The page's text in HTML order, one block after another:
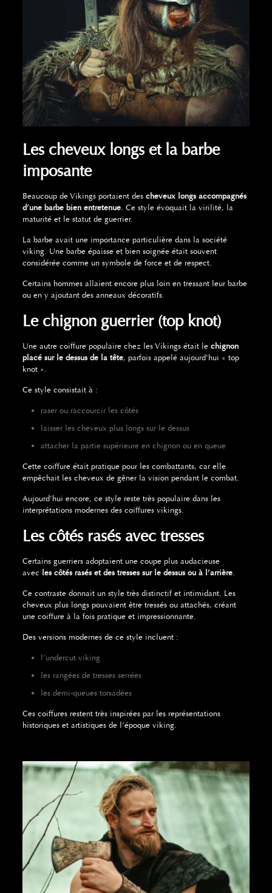
Les cheveux longs et la barbe
imposante
Beaucoup de Vikings portaient des cheveux longs accompagnés
d’une barbe bien entretenue. Ce style évoquait la virilité, la
maturité et le statut de guerrier.
La barbe avait une importance particulière dans la société
viking. Une barbe épaisse et bien soignée était souvent
considérée comme un symbole de force et de respect.
Certains hommes allaient encore plus loin en tressant leur barbe
ou en y ajoutant des anneaux décoratifs.
Le chignon guerrier (top knot)
Une autre coiffure populaire chez les Vikings était le chignon
placé sur le dessus de la tête, parfois appelé aujourd’hui « top
knot ».
Ce style consistait à :
raser ou raccourcir les côtés
laisser les cheveux plus longs sur le dessus
attacher la partie supérieure en chignon ou en queue
Cette coiffure était pratique pour les combattants, car elle
empêchait les cheveux de gêner la vision pendant le combat.
Aujourd’hui encore, ce style reste très populaire dans les
interprétations modernes des coiffures vikings.
Les côtés rasés avec tresses
Certains guerriers adoptaient une coupe plus audacieuse
avec les côtés rasés et des tresses sur le dessus ou à l’arrière.
Ce contraste donnait un style très distinctif et intimidant. Les
cheveux plus longs pouvaient être tressés ou attachés, créant
une coiffure à la fois pratique et impressionnante.
Des versions modernes de ce style incluent :
l’undercut viking
les rangées de tresses serrées
les demi-queues torsadées
Ces coiffures restent très inspirées par les représentations
historiques et artistiques de l’époque viking.